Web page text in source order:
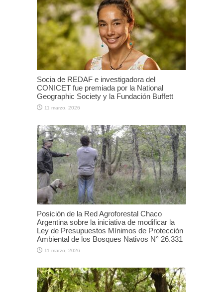
Socia de REDAF e investigadora del
CONICET fue premiada por la National
Geographic Society y la Fundación Buffett
11 marzo, 2026
Posición de la Red Agroforestal Chaco
Argentina sobre la iniciativa de modificar la
Ley de Presupuestos Mínimos de Protección
Ambiental de los Bosques Nativos N° 26.331
11 marzo, 2026